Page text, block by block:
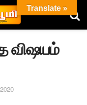
விஷயம்
Translate »